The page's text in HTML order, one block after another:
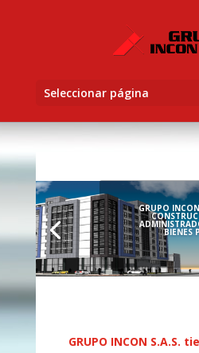
Seleccionar página
GRUPO
BIENES
GRUPO INCON S.A.S.